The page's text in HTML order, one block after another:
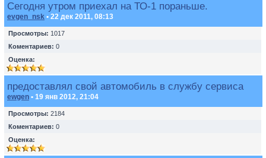
Сегодня утром приехал на ТО-1 пораньше.
evgen_nsk • 22 дек 2011, 08:13
Просмотры: 1017
Коментариев: 0
Оценка:
предоставлял свой автомобиль в службу сервиса
ewgen • 19 янв 2012, 21:04
Просмотры: 2184
Коментариев: 0
Оценка: